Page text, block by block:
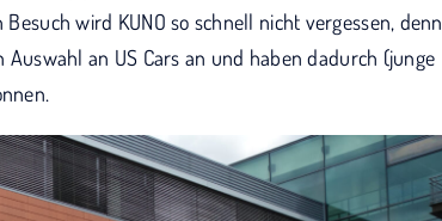
wird KUNO so schnell nicht vergessen, denn
an US Cars an und haben dadurch (junge